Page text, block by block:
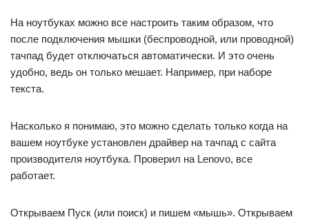
На ноутбуках можно все настроить таким образом, что
после подключения мышки (беспроводной, или проводной)
тачпад будет отключаться автоматически. И это очень
удобно, ведь он только мешает. Например, при наборе
текста.
Насколько я понимаю, это можно сделать только когда на
вашем ноутбуке установлен драйвер на тачпад с сайта
производителя ноутбука. Проверил на Lenovo, все
работает.
Открываем Пуск (или поиск) и пишем «мышь». Открываем